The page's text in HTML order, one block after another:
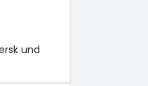
und